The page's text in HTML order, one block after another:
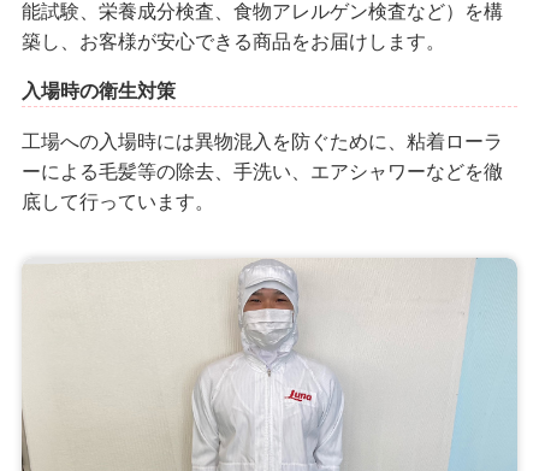
能試験、栄養成分検査、食物アレルゲン検査など）を構
築し、お客様が安心できる商品をお届けします。
入場時の衛生対策
工場への入場時には異物混入を防ぐために、粘着ローラ
ーによる毛髪等の除去、手洗い、エアシャワーなどを徹
底して行っています。